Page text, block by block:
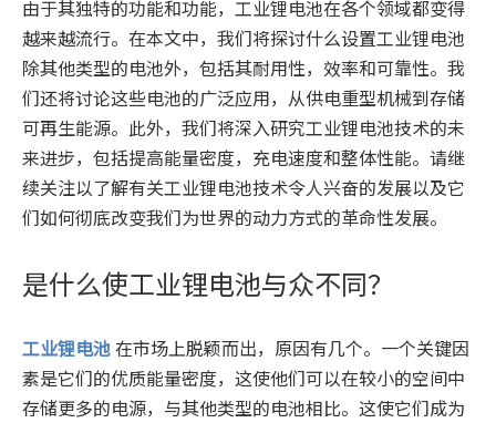
由于其独特的功能和功能，工业锂电池在各个领域都变得
越来越流行。在本文中，我们将探讨什么设置工业锂电池
除其他类型的电池外，包括其耐用性，效率和可靠性。我
们还将讨论这些电池的广泛应用，从供电重型机械到存储
可再生能源。此外，我们将深入研究工业锂电池技术的未
来进步，包括提高能量密度，充电速度和整体性能。请继
续关注以了解有关工业锂电池技术令人兴奋的发展以及它
们如何彻底改变我们为世界的动力方式的革命性发展。
是什么使工业锂电池与众不同？
工业锂电池在市场上脱颖而出，原因有几个。一个关键因
素是它们的优质能量密度，这使他们可以在较小的空间中
存储更多的电源，与其他类型的电池相比。这使它们成为